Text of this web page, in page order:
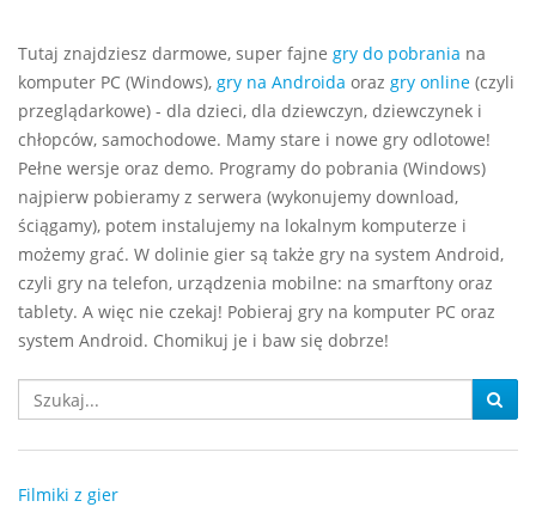
Tutaj znajdziesz darmowe, super fajne gry do pobrania na
komputer PC (Windows), gry na Androida oraz gry online (czyli
przeglądarkowe) - dla dzieci, dla dziewczyn, dziewczynek i
chłopców, samochodowe. Mamy stare i nowe gry odlotowe!
Pełne wersje oraz demo. Programy do pobrania (Windows)
najpierw pobieramy z serwera (wykonujemy download,
ściągamy), potem instalujemy na lokalnym komputerze i
możemy grać. W dolinie gier są także gry na system Android,
czyli gry na telefon, urządzenia mobilne: na smarftony oraz
tablety. A więc nie czekaj! Pobieraj gry na komputer PC oraz
system Android. Chomikuj je i baw się dobrze!
Filmiki z gier